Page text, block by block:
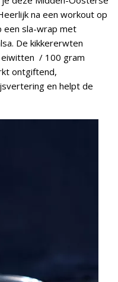
na een workout op
een sla-wrap met
De kikkererwten
/ 100 gram
ontgiftend,
en helpt de